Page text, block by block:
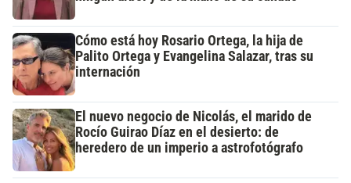
Cómo está hoy Rosario Ortega, la hija de
Palito Ortega y Evangelina Salazar, tras su
internación
El nuevo negocio de Nicolás, el marido de
Rocío Guirao Díaz en el desierto: de
heredero de un imperio a astrofotógrafo